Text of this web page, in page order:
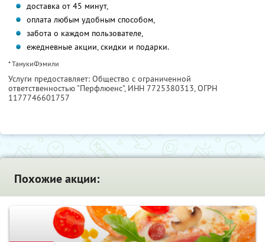
доставка от 45 минут,
оплата любым удобным способом,
забота о каждом пользователе,
ежедневные акции, скидки и подарки.
* ТанукиФэмили
Услуги предоставляет: Общество с ограниченной
ответственностью "Перфлюенс", ИНН 7725380313, ОГРН
1177746601757
Похожие акции: